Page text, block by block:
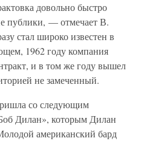
довольно быстро
публики, — отмечает В.
стал широко известен в
1962 году компания
и в том же году вышел
не замеченный.
со следующим
Дилан», которым Дилан
американский бард